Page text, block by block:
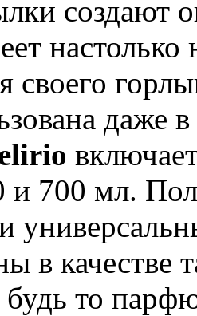
создают
своего
даже
и 700 мл.
в
то